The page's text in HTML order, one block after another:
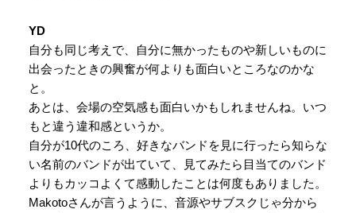
YD
自分も同じ考えで、自分に無かったものや新しいものに
出会ったときの興奮が何よりも面白いところなのかな
と。
あとは、会場の空気感も面白いかもしれませんね。いつ
もと違う違和感というか。
自分が10代のころ、好きなバンドを見に行ったら知らな
い名前のバンドが出ていて、見てみたら目当てのバンド
よりもカッコよくて感動したことは何度もありました。
Makotoさんが言うように、音源やサブスクじゃ分から